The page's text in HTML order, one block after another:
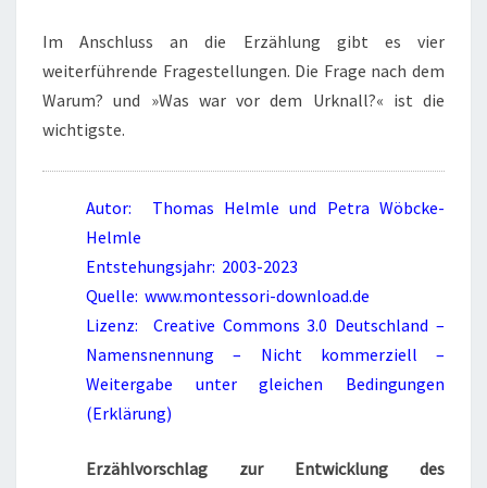
Im Anschluss an die Erzählung gibt es vier
weiterführende Fragestellungen. Die Frage nach dem
Warum? und »Was war vor dem Urknall?« ist die
wichtigste.
Autor: Thomas Helmle und Petra Wöbcke-
Helmle
Entstehungsjahr: 2003-2023
Quelle: www.montessori-download.de
Lizenz: Creative Commons 3.0 Deutschland –
Namensnennung – Nicht kommerziell –
Weitergabe unter gleichen Bedingungen
(Erklärung)
Erzählvorschlag zur Entwicklung des